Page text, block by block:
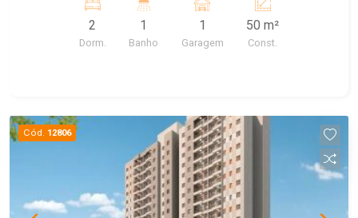
2
Dorm.
1
Banho
1
Garagem
50 m²
Const.
Cód. 12806